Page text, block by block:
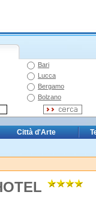
Bari
Lucca
Bergamo
Bolzano
Città d'Arte